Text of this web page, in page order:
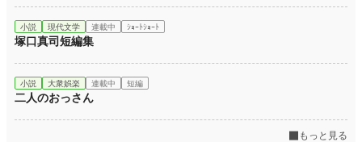
小説 現代文学 連載中 ｼｮｰﾄｼｮｰﾄ
塚口真司短編集
小説 大衆娯楽 連載中 短編
二人のおっさん
もっと見る